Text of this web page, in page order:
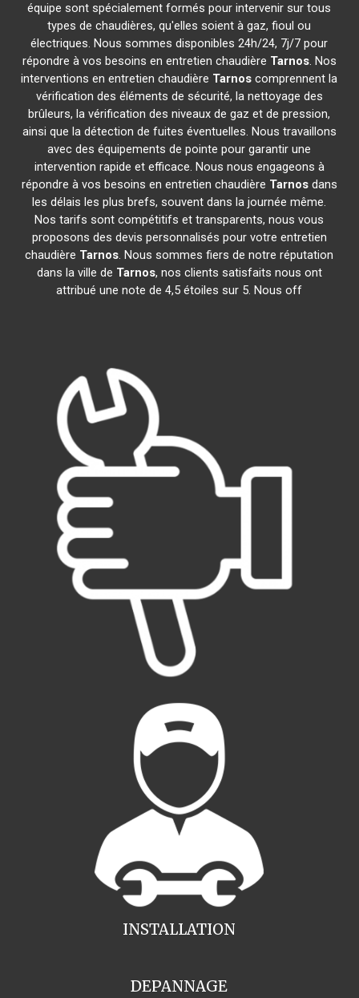
équipe sont spécialement formés pour intervenir sur tous
types de chaudières, qu'elles soient à gaz, fioul ou
électriques. Nous sommes disponibles 24h/24, 7j/7 pour
répondre à vos besoins en entretien chaudière Tarnos. Nos
interventions en entretien chaudière Tarnos comprennent la
vérification des éléments de sécurité, la nettoyage des
brûleurs, la vérification des niveaux de gaz et de pression,
ainsi que la détection de fuites éventuelles. Nous travaillons
avec des équipements de pointe pour garantir une
intervention rapide et efficace. Nous nous engageons à
répondre à vos besoins en entretien chaudière Tarnosdans
les délais les plus brefs, souvent dans la journée même.
Nos tarifs sont compétitifs et transparents, nous vous
proposons des devis personnalisés pour votre entretien
chaudière Tarnos. Nous sommes fiers de notre réputation
dans la ville de Tarnos, nos clients satisfaits nous ont
attribué une note de 4,5 étoiles sur 5. Nous off
INSTALLATION
DEPANNAGE